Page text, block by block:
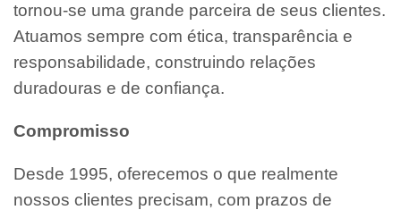
tornou-se uma grande parceira de seus clientes.
Atuamos sempre com ética, transparência e
responsabilidade, construindo relações
duradouras e de confiança.
Compromisso
Desde 1995, oferecemos o que realmente
nossos clientes precisam, com prazos de